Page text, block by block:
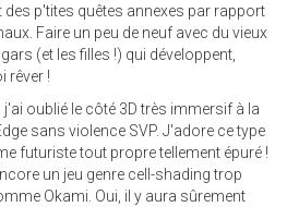
des p'tites quêtes annexes par rapport
Faire un peu de neuf avec du vieux
(et les filles !) qui développent,
rêver !
oublié le côté 3D très immersif à la
sans violence SVP. J'adore ce type
futuriste tout propre tellement épuré !
un jeu genre cell-shading trop
Okami. Oui, il y aura sûrement